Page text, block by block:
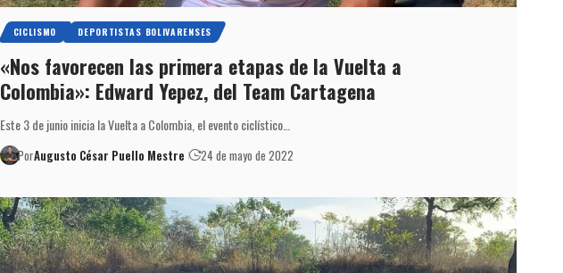
CICLISMO DEPORTISTAS BOLIVARENSES
«Nos favorecen las primera etapas de la Vuelta a
Colombia»: Edward Yepez, del Team Cartagena
Este 3 de junio inicia la Vuelta a Colombia, el evento ciclístico…
PorAugusto César Puello Mestre 24 de mayo de 2022